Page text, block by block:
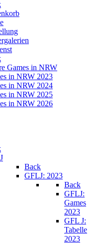
Games in NRW
in NRW 2023
in NRW 2024
in NRW 2025
in NRW 2026
Back
GFLJ: 2023
Back
GFLJ:
Games
2023
GFL J:
Tabelle
2023